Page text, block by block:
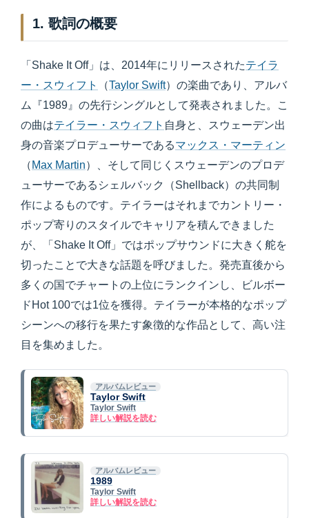
1. 歌詞の概要
「Shake It Off」は、2014年にリリースされたテイラ
ー・スウィフト
（Taylor Swift）の楽曲であり、アルバ
ム『1989』の先行シングルとして発表されました。こ
の曲はテイラー・スウィフト 自身と、スウェーデン出
身の音楽プロデューサーであるマックス・マーティン
（ Max Martin）、そして同じくスウェーデンのプロデ
ューサーであるシェルバック（Shellback）の共同制
作によるものです。テイラーはそれまでカントリー・
ポップ寄りのスタイルでキャリアを積んできました
が、「Shake It Off」ではポップサウンドに大きく舵を
切ったことで大きな話題を呼びました。発売直後から
多くの国でチャートの上位にランクインし、ビルボー
ドHot 100では1位を獲得。テイラーが本格的なポップ
シーンへの移行を果たす象徴的な作品として、高い注
目を集めました。
アルバムレビュー
Taylor Swift
Taylor Swift
詳しい解説を読む
アルバムレビュー
1989
Taylor Swift
詳しい解説を読む